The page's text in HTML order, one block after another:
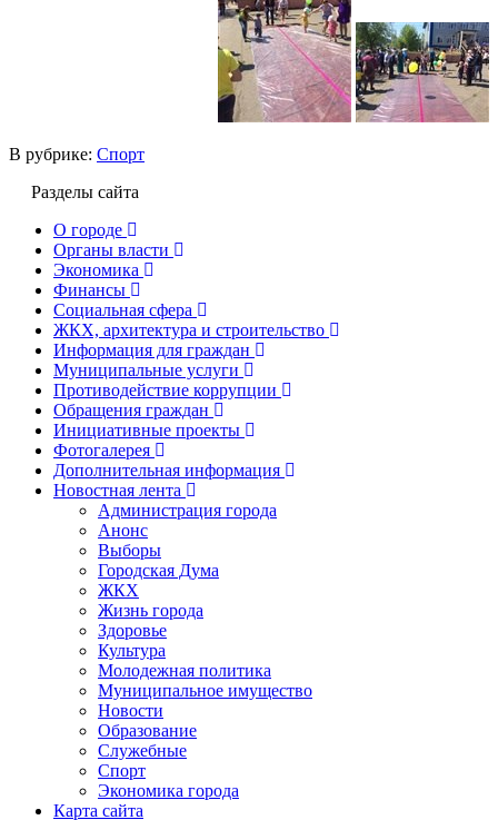
В рубрике: Спорт
Разделы сайта
О городе
Органы власти
Экономика
Финансы
Социальная сфера
ЖКХ, архитектура и строительство
Информация для граждан
Муниципальные услуги
Противодействие коррупции
Обращения граждан
Инициативные проекты
Фотогалерея
Дополнительная информация
Новостная лента
Администрация города
Анонс
Выборы
Городская Дума
ЖКХ
Жизнь города
Здоровье
Культура
Молодежная политика
Муниципальное имущество
Новости
Образование
Служебные
Спорт
Экономика города
Карта сайта